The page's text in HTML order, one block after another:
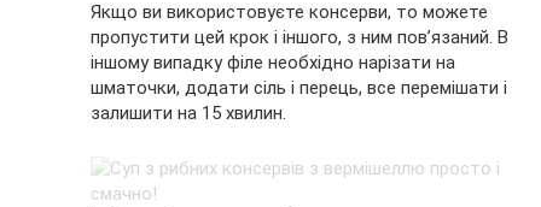
Якщо ви використовуєте консерви, то можете
пропустити цей крок і іншого, з ним пов’язаний. В
іншому випадку філе необхідно нарізати на
шматочки, додати сіль і перець, все перемішати і
залишити на 15 хвилин.